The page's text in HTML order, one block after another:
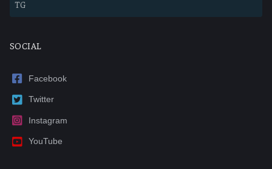
TG
SOCIAL
Facebook
Twitter
Instagram
YouTube